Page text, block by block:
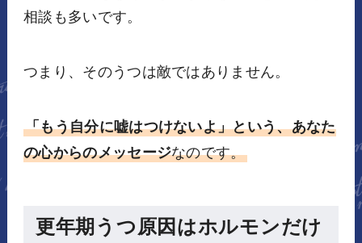
相談も多いです。
つまり、そのうつは敵ではありません。
「もう自分に嘘はつけないよ」という、あなた
の心からのメッセージなのです。
更年期うつ原因はホルモンだけ